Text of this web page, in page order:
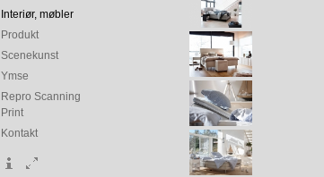
Interiør, møbler
Produkt
Scenekunst
Ymse
Repro Scanning
Print
Kontakt